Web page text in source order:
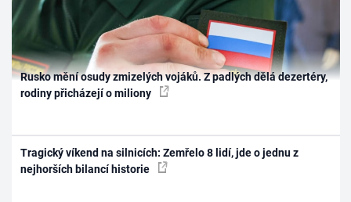
Rusko mění osudy zmizelých vojáků. Z padlých dělá dezertéry,
rodiny přicházejí o miliony
Tragický víkend na silnicích: Zemřelo 8 lidí, jde o jednu z
nejhorších bilancí historie